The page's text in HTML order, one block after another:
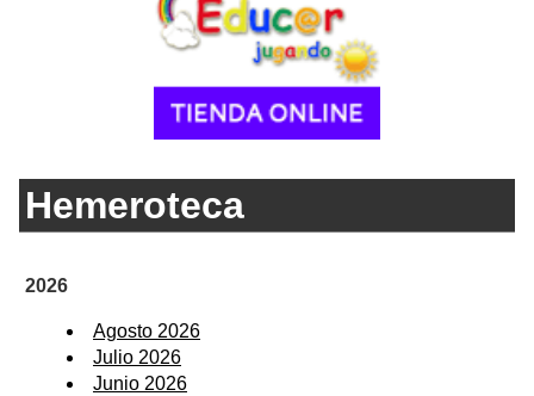
Hemeroteca
2026
Agosto 2026
Julio 2026
Junio 2026